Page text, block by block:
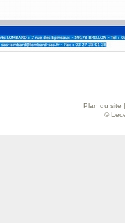
Plan du site
©